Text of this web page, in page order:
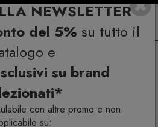
NEWSLETTER
del 5% su tutto il
e
su brand
con altre promo e non
su:
Shopping bag
Bag Lumberjack